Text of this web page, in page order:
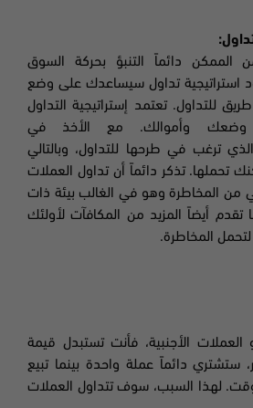
دائماً التنبؤ بحركة السوق
استراتيجية تداول سيساعدك على وضع
للتداول. تعتمد إستراتيجية التداول
وضعك وأموالك. مع الأخذ في
الذي ترغب في طرحها
للتداول، وبالتالي
تحملها. تذكر دائماً أن تداول العملات
من المخاطرة وهو في الغالب بيئة ذات
تقدم أيضاً المزيد من المكافآت لأولئك
المخاطرة.
الأجنبية، فأنت تستبدل قيمة
ستشتري دائماً عملة واحدة بينما تبيع
لهذا السبب، سوف تتداول العملات